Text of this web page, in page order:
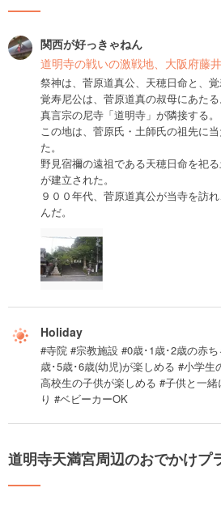
関西が好っきゃねん
道明寺の戦いの激戦地、大阪府藤
祭神は、菅原道真公、天穂日命と、覚
覚寿尼公は、菅原道真の叔母にあたる
真言宗の尼寺「道明寺」が隣接する。
この地は、菅原氏・土師氏の祖先に
た。
野見宿禰の遠祖である天穂日命を祀
が建立された。
９００年代、菅原道真公が当寺を訪
んだ。
Holiday
#寺院 #宗教施設 #0歳･1歳･2歳の赤
歳･5歳･6歳(幼児)が楽しめる #小学生
高校生の子供が楽しめる #子供と一
り #ベビーカーOK
道明寺天満宮周辺のおでかけプ